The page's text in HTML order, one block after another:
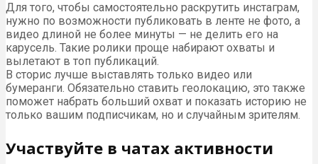
Для того, чтобы самостоятельно раскрутить инстаграм,
нужно по возможности публиковать в ленте не фото, а
видео длиной не более минуты — не делить его на
карусель. Такие ролики проще набирают охваты и
вылетают в топ публикаций.
В сторис лучше выставлять только видео или
бумеранги. Обязательно ставить геолокацию, это также
поможет набрать больший охват и показать историю не
только вашим подписчикам, но и случайным зрителям.
Участвуйте в чатах активности